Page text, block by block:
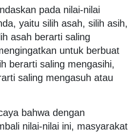
pada nilai-nilai
yaitu silih asah, silih asih,
asah berarti saling
untuk berbuat
berarti saling mengasihi,
saling mengasuh atau
bahwa dengan
nilai-nilai ini, masyarakat